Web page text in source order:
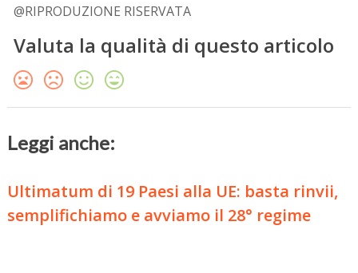
@RIPRODUZIONE RISERVATA
Valuta la qualità di questo articolo
Leggi anche:
Ultimatum di 19 Paesi alla UE: basta rinvii,
semplifichiamo e avviamo il 28° regime